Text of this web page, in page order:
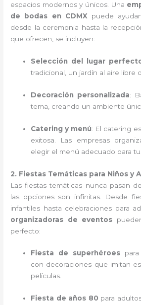
espacios modernos y únicos. Una
de bodas en CDMX puede
desde la ceremonia hasta la
que ofrecen, se incluyen:
Selección del lugar
tradicional, un jardín al aire libre
Decoración personalizada:
tema, creando un ambiente
Catering y menú: El catering
exitosa. Las empresas
elegir el menú adecuado para
2. Fiestas Temáticas para Niños y
Las fiestas temáticas nunca pasan
las opciones son infinitas. Desde
infantiles hasta celebraciones para
organizadoras de eventos
perfecto:
Fiesta de superhéroespara
con decoraciones que imitan
películas.
Fiesta de años 80 para